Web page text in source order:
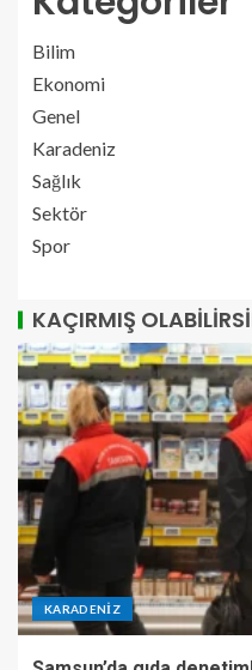
Bilim
Ekonomi
Genel
Karadeniz
Sağlık
Sektör
Spor
KAÇIRMIŞ
KARADENIZ